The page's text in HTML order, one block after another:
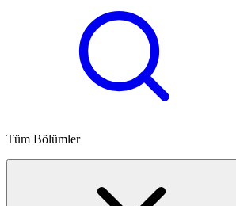
Tüm Bölümler